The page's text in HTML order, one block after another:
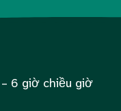
6 giờ chiều giờ